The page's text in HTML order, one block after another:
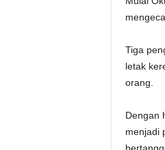
Tiga
letak
orang.
Dengan
menjadi